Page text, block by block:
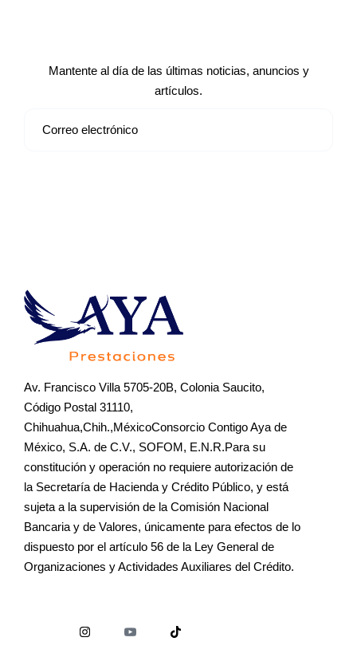
Mantente al día de las últimas noticias, anuncios y
artículos.
Av. Francisco Villa 5705-20B, Colonia Saucito,
Código Postal 31110,
Chihuahua,Chih.,MéxicoConsorcio Contigo Aya de
México, S.A. de C.V., SOFOM, E.N.R.Para su
constitución y operación no requiere autorización de
la Secretaría de Hacienda y Crédito Público, y está
sujeta a la supervisión de la Comisión Nacional
Bancaria y de Valores, únicamente para efectos de lo
dispuesto por el artículo 56 de la Ley General de
Organizaciones y Actividades Auxiliares del Crédito.